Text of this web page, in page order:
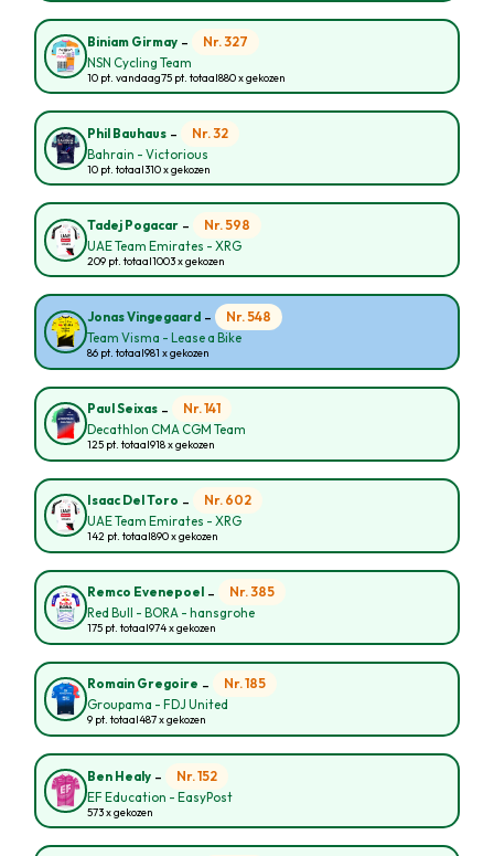
Biniam Girmay - Nr. 327
NSN Cycling Team
10 pt. vandaag75 pt. totaal880 x gekozen
Phil Bauhaus - Nr. 32
Bahrain - Victorious
10 pt. totaal310 x gekozen
Tadej Pogacar - Nr. 598
UAE Team Emirates - XRG
209 pt. totaal1003 x gekozen
Jonas Vingegaard - Nr. 548
Team Visma - Lease a Bike
86 pt. totaal981 x gekozen
Paul Seixas - Nr. 141
Decathlon CMA CGM Team
125 pt. totaal918 x gekozen
Isaac Del Toro - Nr. 602
UAE Team Emirates - XRG
142 pt. totaal890 x gekozen
Remco Evenepoel - Nr. 385
Red Bull - BORA - hansgrohe
175 pt. totaal974 x gekozen
Romain Gregoire - Nr. 185
Groupama - FDJ United
9 pt. totaal487 x gekozen
Ben Healy - Nr. 152
EF Education - EasyPost
573 x gekozen